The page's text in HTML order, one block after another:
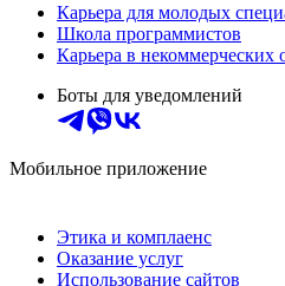
Карьера для молодых
Школа программистов
Карьера в некоммерческих
Боты для уведомлений
Мобильное приложение
Этика и комплаенс
Оказание услуг
Использование сайтов